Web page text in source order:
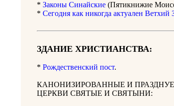
* Законы Синайские (Пятикнижие
* Сегодня как никогда актуален Ветхий
ЗДАНИЕ ХРИСТИАНСТВА:
* Рождественский пост.
КАНОНИЗИРОВАННЫЕ И
ЦЕРКВИ СВЯТЫЕ И СВЯТЫНИ: